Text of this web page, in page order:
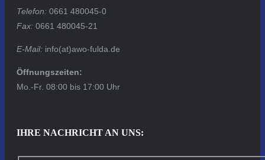
Telefon: 0661 480045-0
Fax: 0661 480045-21
E-Mail: info(at)awo-fulda.de
Öffnungszeiten:
Mo.-Fr. 08:00 bis 17:00 Uhr
IHRE NACHRICHT AN UNS: